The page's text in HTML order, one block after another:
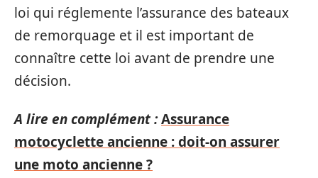
loi qui réglemente l’assurance des bateaux
de remorquage et il est important de
connaître cette loi avant de prendre une
décision.
A lire en complément :Assurance
motocyclette ancienne : doit-on assurer
une moto ancienne ?